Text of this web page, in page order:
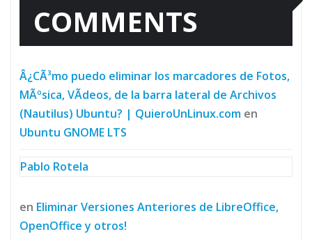
COMMENTS
Â¿CÃ³mo puedo eliminar los marcadores de Fotos,
MÃºsica, VÃ­deos, de la barra lateral de Archivos
(Nautilus) Ubuntu? | QuieroUnLinux.com en
Ubuntu GNOME LTS
Pablo Rotela
en Eliminar Versiones Anteriores de LibreOffice,
OpenOffice y otros!